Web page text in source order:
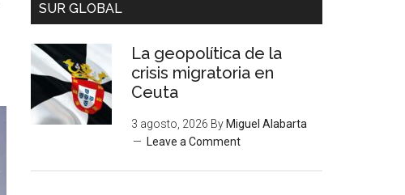
SUR GLOBAL
La geopolítica de la
crisis migratoria en
Ceuta
3 agosto, 2026 By Miguel Alabarta
Leave a Comment